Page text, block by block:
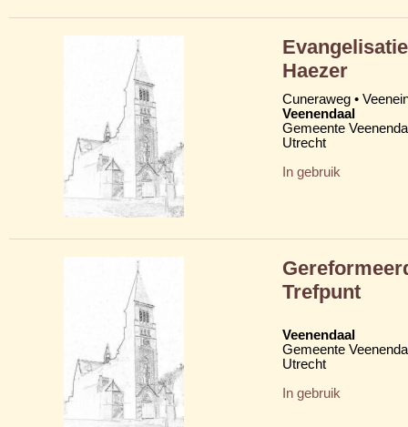
Haezer
Cuneraweg •
Veenendaal
Gemeente
Utrecht
In gebruik
Trefpunt
Veenendaal
Gemeente
Utrecht
In gebruik